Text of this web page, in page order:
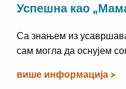
Успешна као
Са знањем из
сам могла да оснујем
више информација >